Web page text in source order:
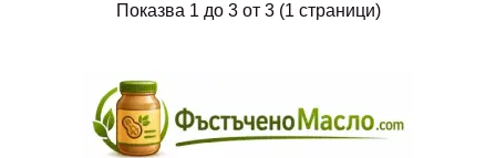
Показва 1 до 3 от 3 (1 страници)